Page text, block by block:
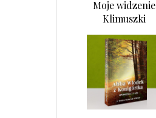
Moje widzenie
Klimuszki